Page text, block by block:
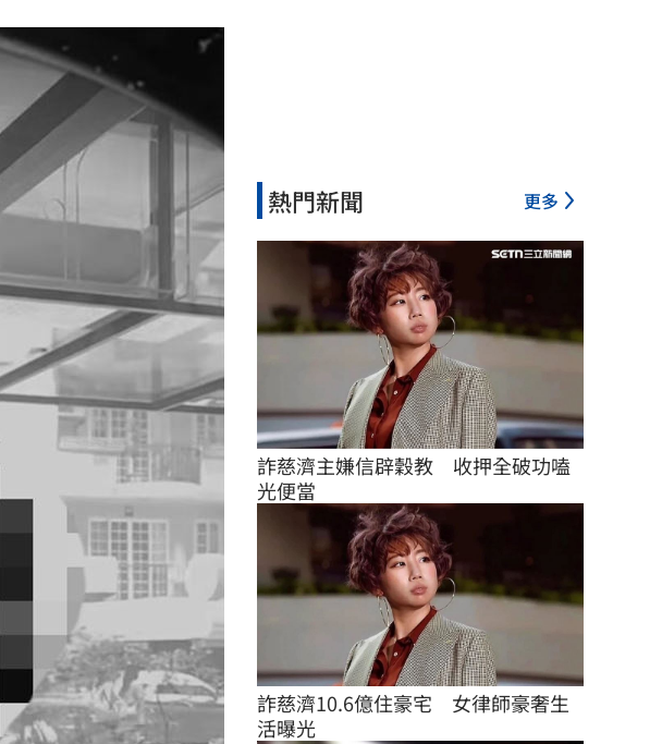
熱門新聞 更多
詐慈濟主嫌信辟穀教　收押全破功嗑
光便當
詐慈濟10.6億住豪宅　女律師豪奢生
活曝光